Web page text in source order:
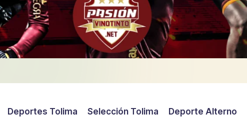
Deportes Tolima Selección Tolima Deporte Alterno